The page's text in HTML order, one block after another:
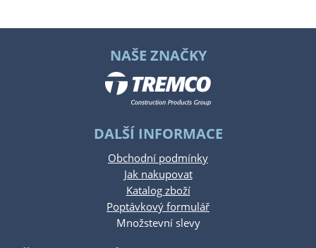
NAŠE ZNAČKY
DALŠÍ INFORMACE
Obchodní podmínky
Jak nakupovat
Katalog zboží
Poptávkový formulář
Množstevní slevy